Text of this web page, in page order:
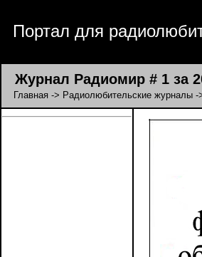
Портал для
Журнал Радиомир # 1 за
Главная -> Радиолюбительские журналы -